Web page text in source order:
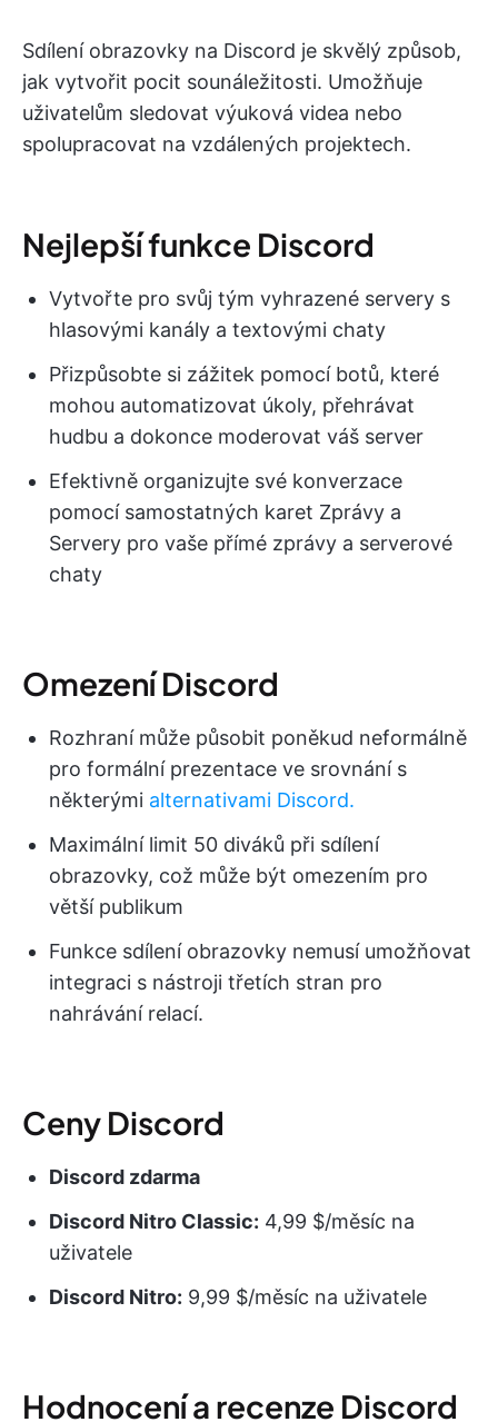
Sdílení obrazovky na Discord je skvělý způsob,
jak vytvořit pocit sounáležitosti. Umožňuje
uživatelům sledovat výuková videa nebo
spolupracovat na vzdálených projektech.
Nejlepší funkce Discord
Vytvořte pro svůj tým vyhrazené servery s
hlasovými kanály a textovými chaty
Přizpůsobte si zážitek pomocí botů, které
mohou automatizovat úkoly, přehrávat
hudbu a dokonce moderovat váš server
Efektivně organizujte své konverzace
pomocí samostatných karet Zprávy a
Servery pro vaše přímé zprávy a serverové
chaty
Omezení Discord
Rozhraní může působit poněkud neformálně
pro formální prezentace ve srovnání s
některými alternativami Discord.
Maximální limit 50 diváků při sdílení
obrazovky, což může být omezením pro
větší publikum
Funkce sdílení obrazovky nemusí umožňovat
integraci s nástroji třetích stran pro
nahrávání relací.
Ceny Discord
Discord zdarma
Discord Nitro Classic: 4,99 $/měsíc na
uživatele
Discord Nitro: 9,99 $/měsíc na uživatele
Hodnocení a recenze Discord